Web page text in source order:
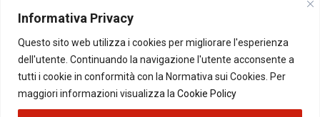
Informativa Privacy
Questo sito web utilizza i cookies per migliorare l'esperienza
dell'utente. Continuando la navigazione l'utente acconsente a
tutti i cookie in conformità con la Normativa sui Cookies. Per
maggiori informazioni visualizza la Cookie Policy
PUBBLICITA'
Per la tua pubblicità su questo Blog:
pubblicita@beppegrillo.it